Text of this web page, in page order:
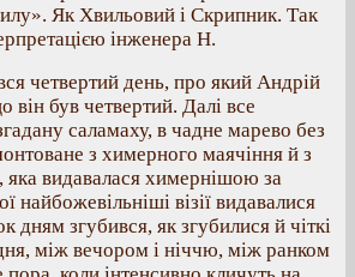
Як Хвильовий і Скрипник. Так
інженера Н.
четвертий день, про який Андрій
він був четвертий. Далі все
саламаху, в чадне марево без
з химерного маячіння й з
яка видавалася химернішою за
найбожевільніші візії видавалися
дням згубився, як згубилися й чіткі
між вечором і ніччю, між ранком